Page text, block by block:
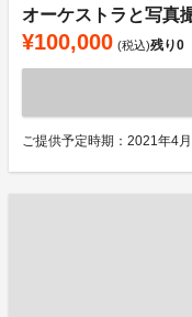
オーケストラと写真
¥100,000 (税込)残り0
ご提供予定時期：2021年4